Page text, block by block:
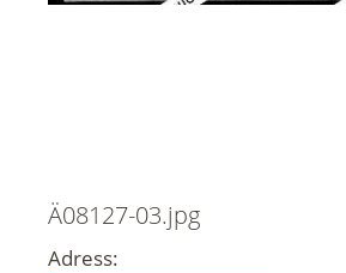
Ä08127-03.jpg
Adress: